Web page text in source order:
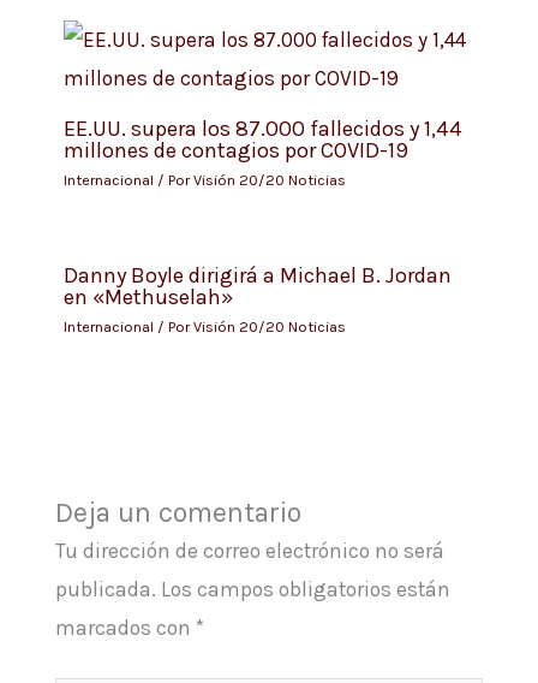
EE.UU. supera los 87.000 fallecidos y 1,44
millones de contagios por COVID-19
Internacional / PorVisión 20/20 Noticias
Danny Boyle dirigirá a Michael B. Jordan
en «Methuselah»
Internacional / PorVisión 20/20 Noticias
Deja un comentario
Tu dirección de correo electrónico no será
publicada. Los campos obligatorios están
marcados con *